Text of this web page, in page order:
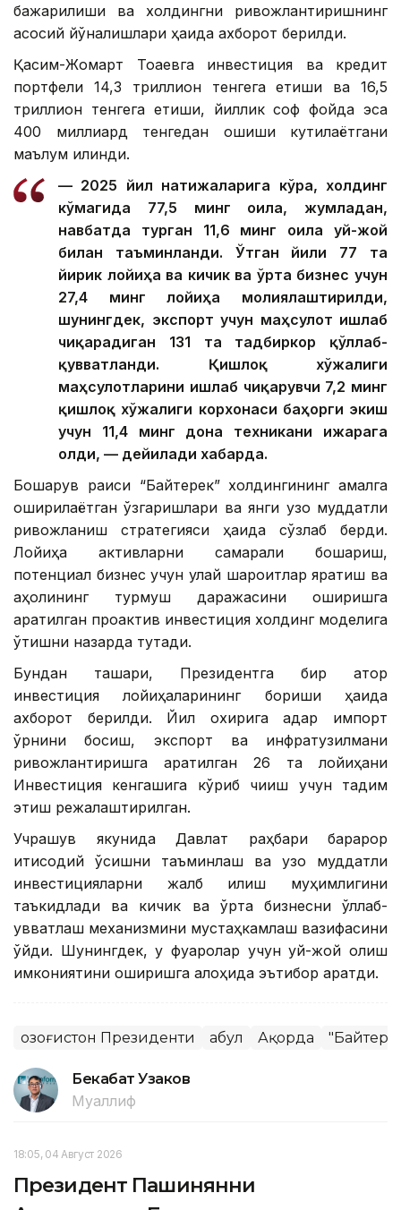
бажарилиши ва холдингни ривожлантиришнинг
асосий йўналишлари ҳақида ахборот берилди.
Қасим-Жомарт Тоқаевга инвестиция ва кредит
портфели 14,3 триллион тенгега етиши ва 16,5
триллион тенгега етиши, йиллик соф фойда эса
400 миллиард тенгедан ошиши кутилаётгани
маълум қилинди.
— 2025 йил натижаларига кўра, холдинг
кўмагида 77,5 минг оила, жумладан,
навбатда турган 11,6 минг оила уй-жой
билан таъминланди. Ўтган йили 77 та
йирик лойиҳа ва кичик ва ўрта бизнес учун
27,4 минг лойиҳа молиялаштирилди,
шунингдек, экспорт учун маҳсулот ишлаб
чиқарадиган 131 та тадбиркор қўллаб-
қувватланди. Қишлоқ хўжалиги
маҳсулотларини ишлаб чиқарувчи 7,2 минг
қишлоқ хўжалиги корхонаси баҳорги экиш
учун 11,4 минг дона техникани ижарага
олди, — дейилади хабарда.
Бошқарув раиси “Байтерек” холдингининг амалга
оширилаётган ўзгаришлари ва янги узоқ муддатли
ривожланиш стратегияси ҳақида сўзлаб берди.
Лойиҳа активларни самарали бошқариш,
потенциал бизнес учун қулай шароитлар яратиш ва
аҳолининг турмуш даражасини оширишга
қаратилган проактив инвестиция холдинг моделига
ўтишни назарда тутади.
Бундан ташқари, Президентга бир қатор
инвестиция лойиҳаларининг бориши ҳақида
ахборот берилди. Йил охирига қадар импорт
ўрнини босиш, экспорт ва инфратузилмани
ривожлантиришга қаратилган 26 та лойиҳани
Инвестиция кенгашига кўриб чиқиш учун тақдим
этиш режалаштирилган.
Учрашув якунида Давлат раҳбари барқарор
иқтисодий ўсишни таъминлаш ва узоқ муддатли
инвестицияларни жалб қилиш муҳимлигини
таъкидлади ва кичик ва ўрта бизнесни қўллаб-
қувватлаш механизмини мустаҳкамлаш вазифасини
қўйди. Шунингдек, у фуқаролар учун уй-жой олиш
имкониятини оширишга алоҳида эътибор қаратди.
Қозоғистон Президенти Қабул Ақорда
Бекабат Узаков
Муаллиф
18:05, 04 Август 2026
Президент Пашинянни